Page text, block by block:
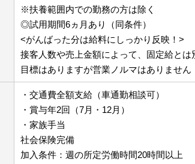
※扶養範囲内での勤務の方は除く
◎試用期間6ヵ月あり（同条件）
<がんばった分は給料にしっかり反映！>
接客人数や売上金額によって、固定給と
目標はありますが営業ノルマはありませ
・交通費全額支給（車通勤相談可）
・賞与年2回（7月・12月）
・家族手当
社会保険完備
加入条件：週の所定労働時間20時間以上